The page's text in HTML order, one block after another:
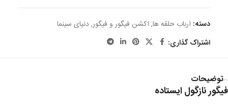
دسته: ارباب حلقه ها, اکشن فیگور و فیگور,دنیای سینما
اشتراک گذاری:
توضیحات
فیگور نازگول ایستاده